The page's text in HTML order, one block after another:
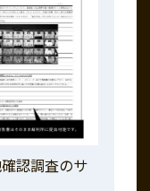
認調査のサ